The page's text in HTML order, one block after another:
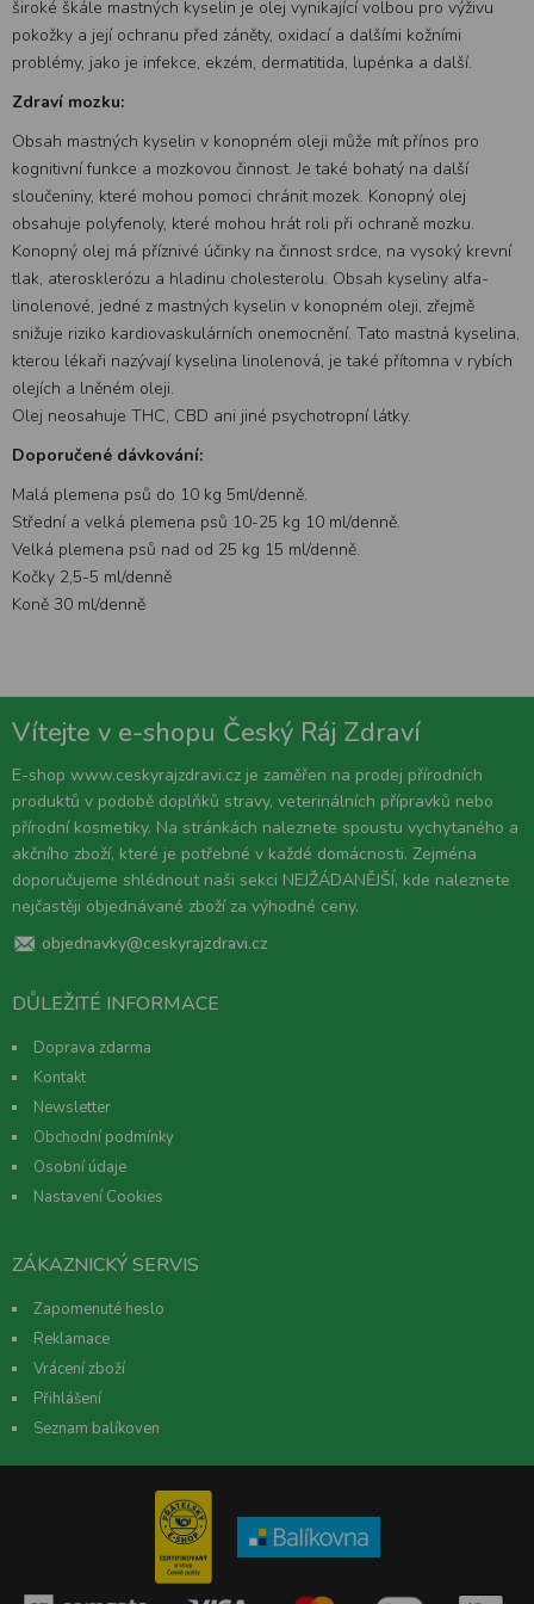
široké škále mastných kyselin je olej vynikající volbou pro výživu
pokožky a její ochranu před záněty, oxidací a dalšími kožními
problémy, jako je infekce, ekzém, dermatitida, lupénka a další.
Zdraví mozku:
Obsah mastných kyselin v konopném oleji může mít přínos pro
kognitivní funkce a mozkovou činnost. Je také bohatý na další
sloučeniny, které mohou pomoci chránit mozek. Konopný olej
obsahuje polyfenoly, které mohou hrát roli při ochraně mozku.
Konopný olej má příznivé účinky na činnost srdce, na vysoký krevní
tlak, aterosklerózu a hladinu cholesterolu. Obsah kyseliny alfa-
linolenové, jedné z mastných kyselin v konopném oleji, zřejmě
snižuje riziko kardiovaskulárních onemocnění. Tato mastná kyselina,
kterou lékaři nazývají kyselina linolenová, je také přítomna v rybích
olejích a lněném oleji.
Olej neosahuje THC, CBD ani jiné psychotropní látky.
Doporučené dávkování:
Malá plemena psů do 10 kg 5ml/denně.
Střední a velká plemena psů 10-25 kg 10 ml/denně.
Velká plemena psů nad od 25 kg 15 ml/denně.
Kočky 2,5-5 ml/denně
Koně 30 ml/denně
Vítejte v e-shopu Český Ráj Zdraví
E-shop www.ceskyrajzdravi.cz je zaměřen na prodej přírodních
produktů v podobě doplňků stravy, veterinálních přípravků nebo
přírodní kosmetiky. Na stránkách naleznete spoustu vychytaného a
akčního zboží, které je potřebné v každé domácnosti. Zejména
doporučujeme shlédnout naši sekci NEJŽÁDANĚJŠÍ, kde naleznete
nejčastěji objednávané zboží za výhodné ceny.
objednavky@ceskyrajzdravi.cz
DŮLEŽITÉ INFORMACE
Doprava zdarma
Kontakt
Newsletter
Obchodní podmínky
Osobní údaje
Nastavení Cookies
ZÁKAZNICKÝ SERVIS
Zapomenuté heslo
Reklamace
Vrácení zboží
Přihlášení
Seznam balíkoven